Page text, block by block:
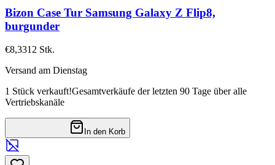
Bizon Case Tur Samsung Galaxy Z Flip8,
burgunder
€8,3312 Stk.
Versand am Dienstag
1 Stück verkauft!Gesamtverkäufe der letzten 90 Tage über alle
Vertriebskanäle
In den Korb